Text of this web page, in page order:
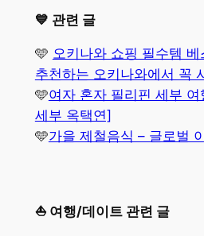
💙 관련 글
🩵 오키나와 쇼핑 필수템
추천하는 오키나와에서 꼭
🩵여자 혼자 필리핀 세부
세부 옥택연]
🩵가을 제철음식 – 글로벌
⛵ 여행/데이트 관련 글